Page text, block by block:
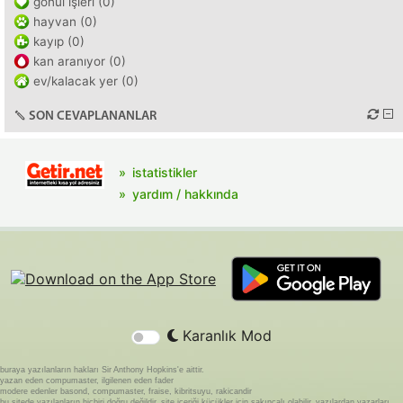
hayvan (0)
kayıp (0)
kan aranıyor (0)
ev/kalacak yer (0)
SON CEVAPLANANLAR
istatistikler
yardım / hakkında
Karanlık Mod
buraya yazılanların hakları Sir Anthony Hopkins'e aittir.
yazan eden compumaster, ilgilenen eden fader
modere edenler basond, compumaster, fraise, kibritsuyu, rakicandir